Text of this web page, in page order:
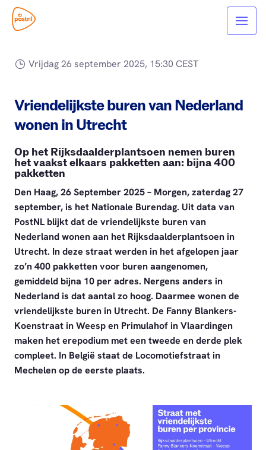
Vrijdag 26 september 2025, 15:30 CEST
Vriendelijkste buren van Nederland
wonen in Utrecht
Op het Rijksdaalderplantsoen nemen buren
het vaakst elkaars pakketten aan: bijna 400
pakketten
Den Haag, 26 September 2025 – Morgen, zaterdag 27
september, is het Nationale Burendag. Uit data van
PostNL blijkt dat de vriendelijkste buren van
Nederland wonen aan het Rijksdaalderplantsoen in
Utrecht. In deze straat werden in het afgelopen jaar
zo’n 400 pakketten voor buren aangenomen,
gemiddeld bijna 10 per adres. Nergens anders in
Nederland is dat aantal zo hoog. Daarmee wonen de
vriendelijkste buren in Utrecht. De Fanny Blankers-
Koenstraat in Weesp en Primulahof in Vlaardingen
maken het erepodium met een tweede en derde plek
compleet. In België staat de Locomotiefstraat in
Mechelen op de eerste plaats.